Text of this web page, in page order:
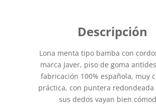
Lona menta tipo bamba con
marca Javer, piso de goma
fabricación 100% española, muy
práctica, con puntera redondeada
sus dedos vayan bien